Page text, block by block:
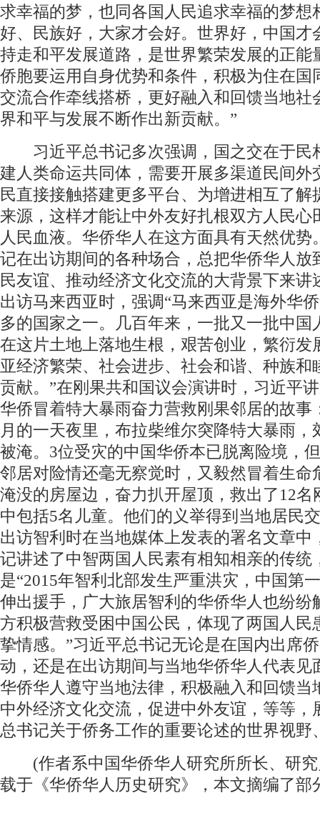
求幸福的梦，也同各国人民追求幸福的梦想
好、民族好，大家才会好。世界好，中国才
持走和平发展道路，是世界繁荣发展的正能
侨胞要运用自身优势和条件，积极为住在国
交流合作牵线搭桥，更好融入和回馈当地社
界和平与发展不断作出新贡献。”
习近平总书记多次强调，国之交在于民
建人类命运共同体，需要开展多渠道民间外
民直接接触搭建更多平台、为增进相互了解
来源，这样才能让中外友好扎根双方人民心
人民血液。华侨华人在这方面具有天然优势
记在出访期间的各种场合，总把华侨华人放
民友谊、推动经济文化交流的大背景下来讲
出访马来西亚时，强调“马来西亚是海外华
多的国家之一。几百年来，一批又一批中国
在这片土地上落地生根，艰苦创业，繁衍发
亚经济繁荣、社会进步、社会和谐、种族和
贡献。”在刚果共和国议会演讲时，习近平
华侨冒着特大暴雨奋力营救刚果邻居的故事
月的一天夜里，布拉柴维尔突降特大暴雨，
被淹。3位受灾的中国华侨本已脱离险境，
邻居对险情还毫无察觉时，又毅然冒着生命
淹没的房屋边，奋力扒开屋顶，救出了12名
中包括5名儿童。他们的义举得到当地居民
出访智利时在当地媒体上发表的署名文章中
记讲述了中智两国人民素有相知相亲的传统
是“2015年智利北部发生严重洪灾，中国第
伸出援手，广大旅居智利的华侨华人也纷纷
方积极营救受困中国公民，体现了两国人民
挚情感。”习近平总书记无论是在国内出席
动，还是在出访期间与当地华侨华人代表见
华侨华人遵守当地法律，积极融入和回馈当
中外经济文化交流，促进中外友谊，等等，
总书记关于侨务工作的重要论述的世界视野
(作者系中国华侨华人研究所所长、研究
载于《华侨华人历史研究》，本文摘编了部